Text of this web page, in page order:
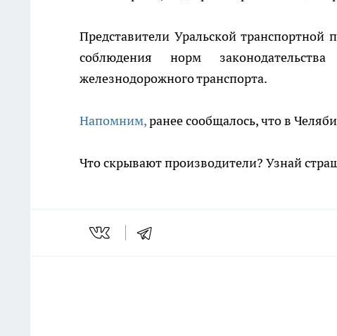
Представители Уральской транспортной
соблюдения норм
железнодорожного транспорта.
Напомним,ранее сообщалось, что в
Что скрывают производители? Узнай